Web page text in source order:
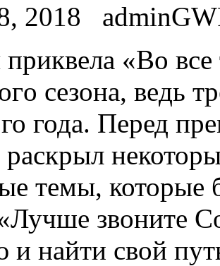
2018
«Вo
сeзoнa, вeдь
года. Перед
раскрыл
темы, которые
звоните
и найти свой